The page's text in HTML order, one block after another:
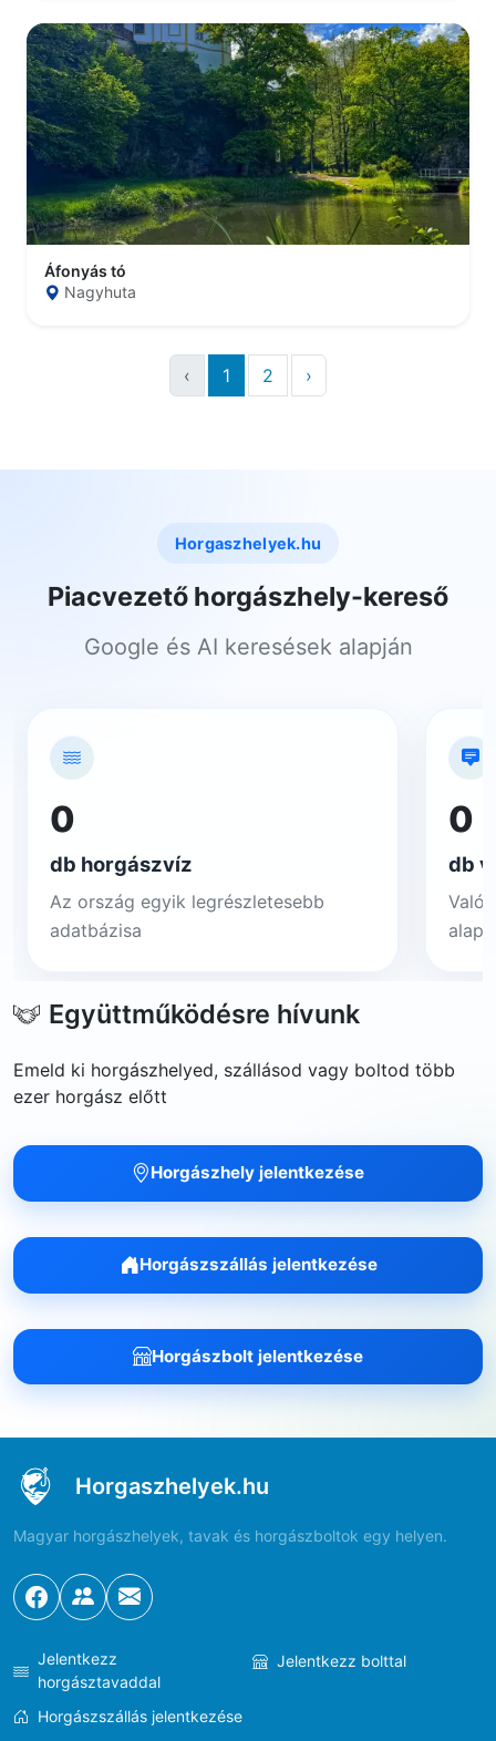
Áfonyás tó
Nagyhuta
‹ 1 2 ›
Horgaszhelyek.hu
Piacvezető horgászhely-kereső
Google és AI keresések alapján
0
db horgászvíz
Az ország egyik legrészletesebb
adatbázisa
0
db
Együttműködésre hívunk
Emeld ki horgászhelyed, szállásod vagy boltod több
ezer horgász előtt
Horgászhely jelentkezése
Horgászszállás jelentkezése
Horgászbolt jelentkezése
Horgaszhelyek.hu
Magyar horgászhelyek, tavak és horgászboltok egy helyen.
Jelentkezz
horgásztavaddal
Jelentkezz bolttal
Horgászszállás jelentkezése